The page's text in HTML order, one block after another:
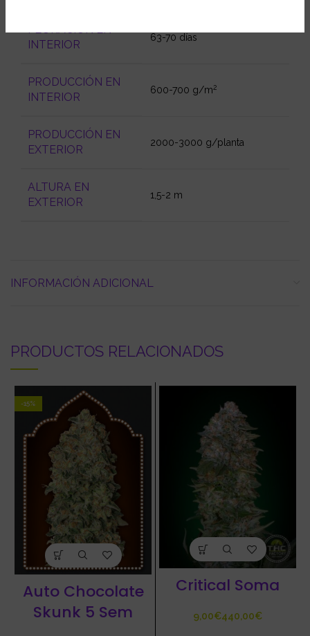
FLORACIÓN EN
INTERIOR
63-70 días
PRODUCCIÓN EN
INTERIOR
600-700 g/m2
PRODUCCIÓN EN
EXTERIOR
2000-3000 g/planta
ALTURA EN
EXTERIOR
1,5-2 m
INFORMACIÓN ADICIONAL
PRODUCTOS RELACIONADOS
-15%
Auto Chocolate
Skunk 5 Sem
Critical Soma
€ €